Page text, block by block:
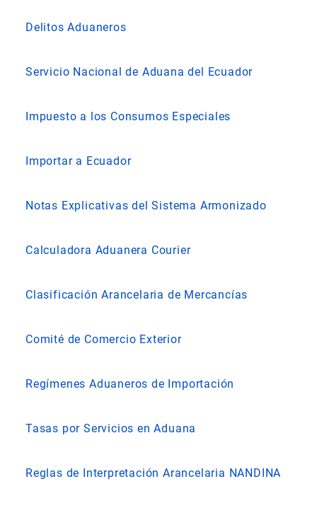
Delitos Aduaneros
Servicio Nacional de Aduana del Ecuador
Impuesto a los Consumos Especiales
Importar a Ecuador
Notas Explicativas del Sistema Armonizado
Calculadora Aduanera Courier
Clasificación Arancelaria de Mercancías
Comité de Comercio Exterior
Regímenes Aduaneros de Importación
Tasas por Servicios en Aduana
Reglas de Interpretación Arancelaria NANDINA